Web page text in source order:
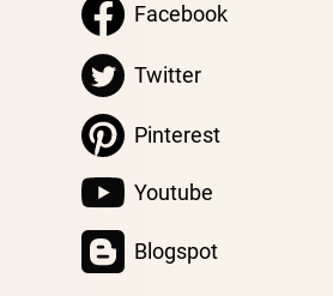
Facebook
Twitter
Pinterest
Youtube
Blogspot